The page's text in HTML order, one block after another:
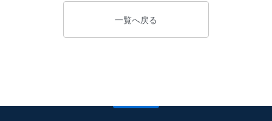
一覧へ戻る